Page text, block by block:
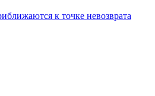
к точке невозврата